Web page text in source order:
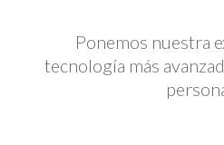
Ponemos nuestra
tecnología más